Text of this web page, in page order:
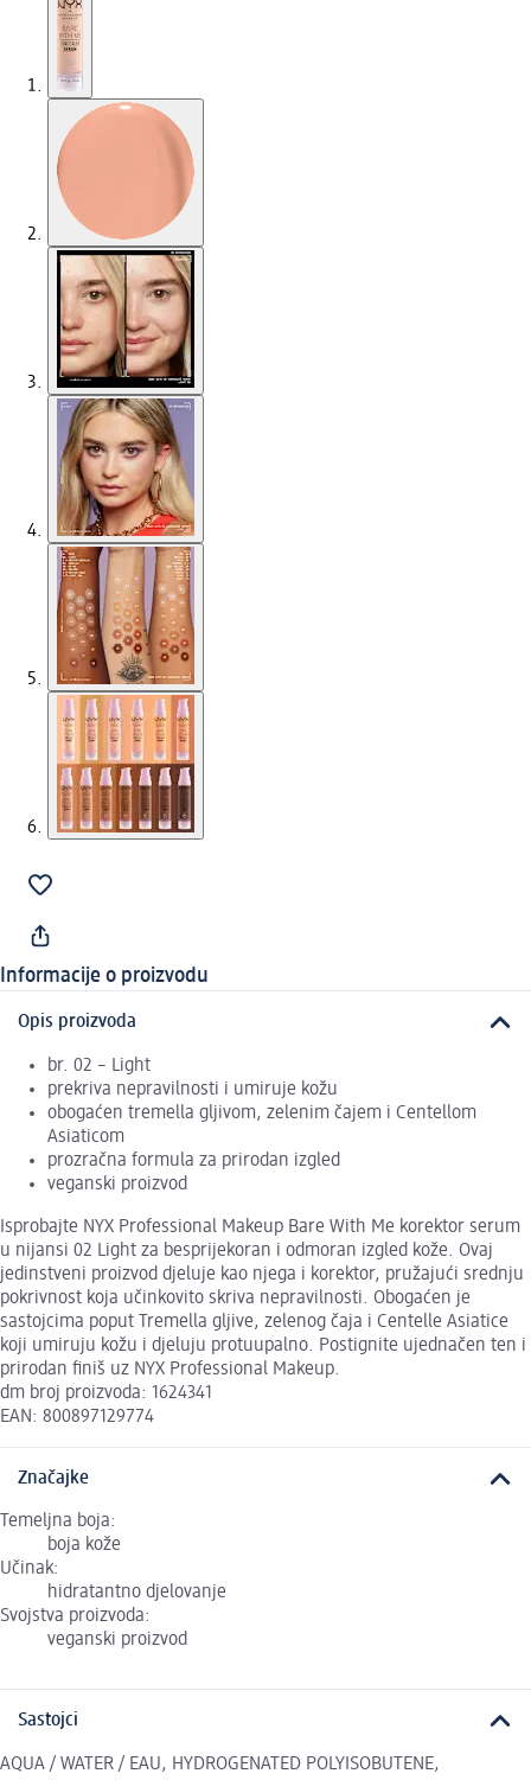
Informacije o proizvodu
Opis proizvoda
br. 02 – Light
prekriva nepravilnosti i umiruje kožu
obogaćen tremella gljivom, zelenim čajem i Centellom
Asiaticom
prozračna formula za prirodan izgled
veganski proizvod
Isprobajte NYX Professional Makeup Bare With Me korektor serum
u nijansi 02 Light za besprijekoran i odmoran izgled kože. Ovaj
jedinstveni proizvod djeluje kao njega i korektor, pružajući srednju
pokrivnost koja učinkovito skriva nepravilnosti. Obogaćen je
sastojcima poput Tremella gljive, zelenog čaja i Centelle Asiatice
koji umiruju kožu i djeluju protuupalno. Postignite ujednačen ten i
prirodan finiš uz NYX Professional Makeup.
dm broj proizvoda: 1624341
EAN: 800897129774
Značajke
Temeljna boja:
boja kože
Učinak:
hidratantno djelovanje
Svojstva proizvoda:
veganski proizvod
Sastojci
AQUA / WATER / EAU, HYDROGENATED POLYISOBUTENE,